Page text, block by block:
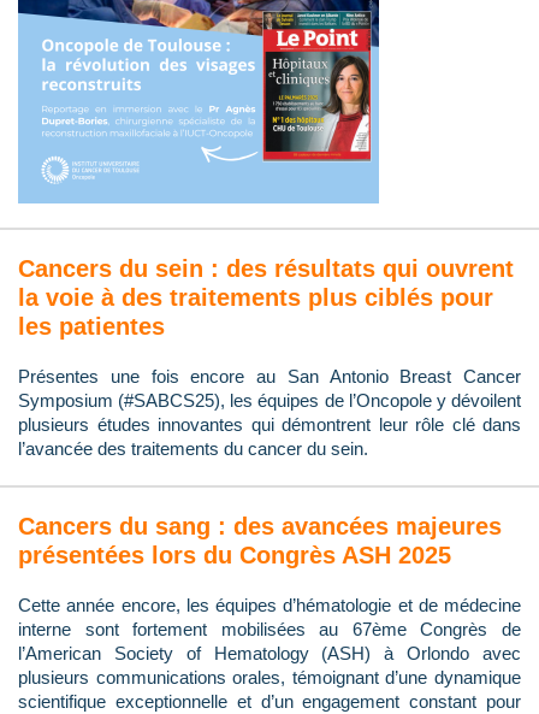
Cancers du sein : des résultats qui ouvrent
la voie à des traitements plus ciblés pour
les patientes
Présentes une fois encore au San Antonio Breast Cancer
Symposium (#SABCS25), les équipes de l’Oncopole y dévoilent
plusieurs études innovantes qui démontrent leur rôle clé dans
l’avancée des traitements du cancer du sein.
Cancers du sang : des avancées majeures
présentées lors du Congrès ASH 2025
Cette année encore, les équipes d’hématologie et de médecine
interne sont fortement mobilisées au 67ème Congrès de
l’American Society of Hematology (ASH) à Orlondo avec
plusieurs communications orales, témoignant d’une dynamique
scientifique exceptionnelle et d’un engagement constant pour